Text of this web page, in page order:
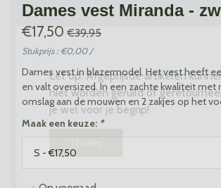
Dames vest Miranda -
€17,50 €39,95
Stukprijs : €0,00 /
Dames vest in blazermodel. Het vest heeft
en valt oversized. In een zachte kwaliteit met
omslag aan de mouwen en 2 zakjes op het
Maak een keuze: *
Let op: Afgeprijsde artikelen
niet worden geruild of
je wel voor je begrip!